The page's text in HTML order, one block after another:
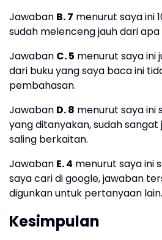
Jawaban B. 7 menurut saya ini
sudah melenceng jauh dari
Jawaban C. 5 menurut saya ini
dari buku yang saya baca ini
pembahasan.
Jawaban D. 8 menurut saya ini
yang ditanyakan, sudah
saling berkaitan.
Jawaban E. 4 menurut saya ini
saya cari di google, jawaban
digunkan untuk pertanyaan lain.
Kesimpulan